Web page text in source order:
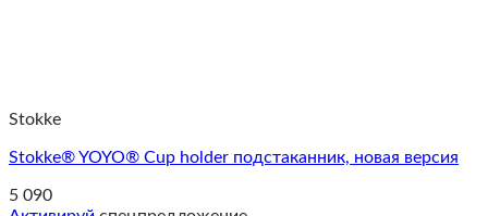
Stokke
Stokke® YOYO® Cup holder подстаканник, новая версия
5 090